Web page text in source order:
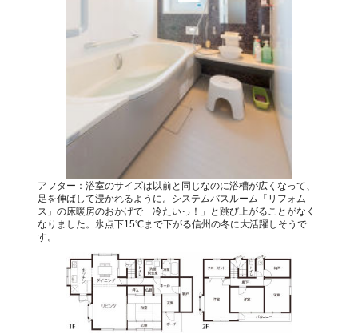
アフター：浴室のサイズは以前と同じなのに浴槽が広くなって、
足を伸ばして浸かれるように。システムバスルーム「リフォム
ス」の床暖房のおかげで「冷たいっ！」と跳び上がることがなく
なりました。氷点下15℃まで下がる信州の冬に大活躍しそうで
す。